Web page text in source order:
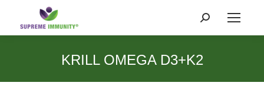
Search:
KRILL OMEGA D3+K2